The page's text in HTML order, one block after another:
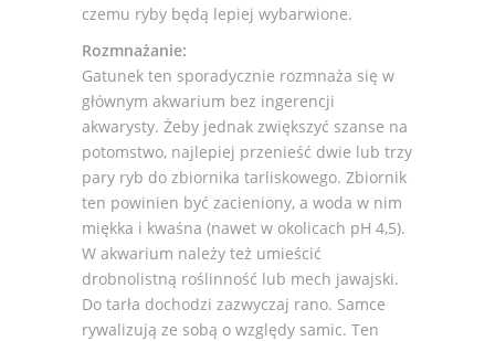
czemu ryby będą lepiej wybarwione.
Rozmnażanie:
Gatunek ten sporadycznie rozmnaża się w
głównym akwarium bez ingerencji
akwarysty. Żeby jednak zwiększyć szanse na
potomstwo, najlepiej przenieść dwie lub trzy
pary ryb do zbiornika tarliskowego. Zbiornik
ten powinien być zacieniony, a woda w nim
miękka i kwaśna (nawet w okolicach pH 4,5).
W akwarium należy też umieścić
drobnolistną roślinność lub mech jawajski.
Do tarła dochodzi zazwyczaj rano. Samce
rywalizują ze sobą o względy samic. Ten